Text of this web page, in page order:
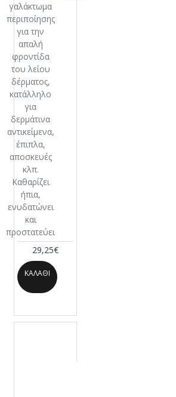
γαλάκτωμα
περιποίησης
για την
απαλή
φροντίδα
του λείου
δέρματος,
κατάλληλο
για
δερμάτινα
αντικείμενα,
έπιπλα,
αποσκευές
κλπ.
Καθαρίζει
ήπια,
ενυδατώνει
και
προστατεύει
29,25€
ΚΑΛΆΘΙ